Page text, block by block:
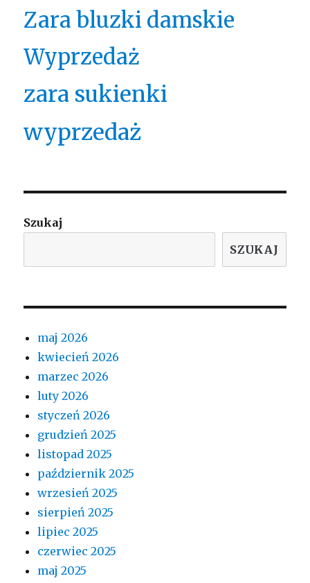
Zara bluzki damskie
Wyprzedaż
zara sukienki
wyprzedaż
Szukaj
SZUKAJ
maj 2026
kwiecień 2026
marzec 2026
luty 2026
styczeń 2026
grudzień 2025
listopad 2025
październik 2025
wrzesień 2025
sierpień 2025
lipiec 2025
czerwiec 2025
maj 2025